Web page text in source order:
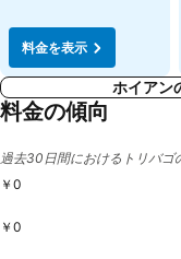
料金を表示
ホイアン
料金の傾向
過去30日間におけるトリバゴ
￥0
￥0